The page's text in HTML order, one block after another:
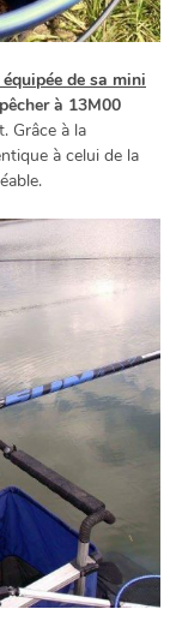
de sa mini
à 13M00
Grâce à la
à celui de la